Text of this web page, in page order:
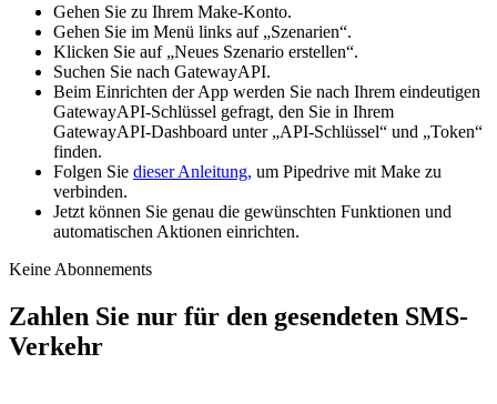
Gehen Sie zu Ihrem Make-Konto.
Gehen Sie im Menü links auf „Szenarien“.
Klicken Sie auf „Neues Szenario erstellen“.
Suchen Sie nach GatewayAPI.
Beim Einrichten der App werden Sie nach Ihrem eindeutigen
GatewayAPI-Schlüssel gefragt, den Sie in Ihrem
GatewayAPI-Dashboard unter „API-Schlüssel“ und „Token“
finden.
Folgen Sie dieser Anleitung, um Pipedrive mit Make zu
verbinden.
Jetzt können Sie genau die gewünschten Funktionen und
automatischen Aktionen einrichten.
Keine Abonnements
Zahlen Sie nur für den gesendeten SMS-
Verkehr